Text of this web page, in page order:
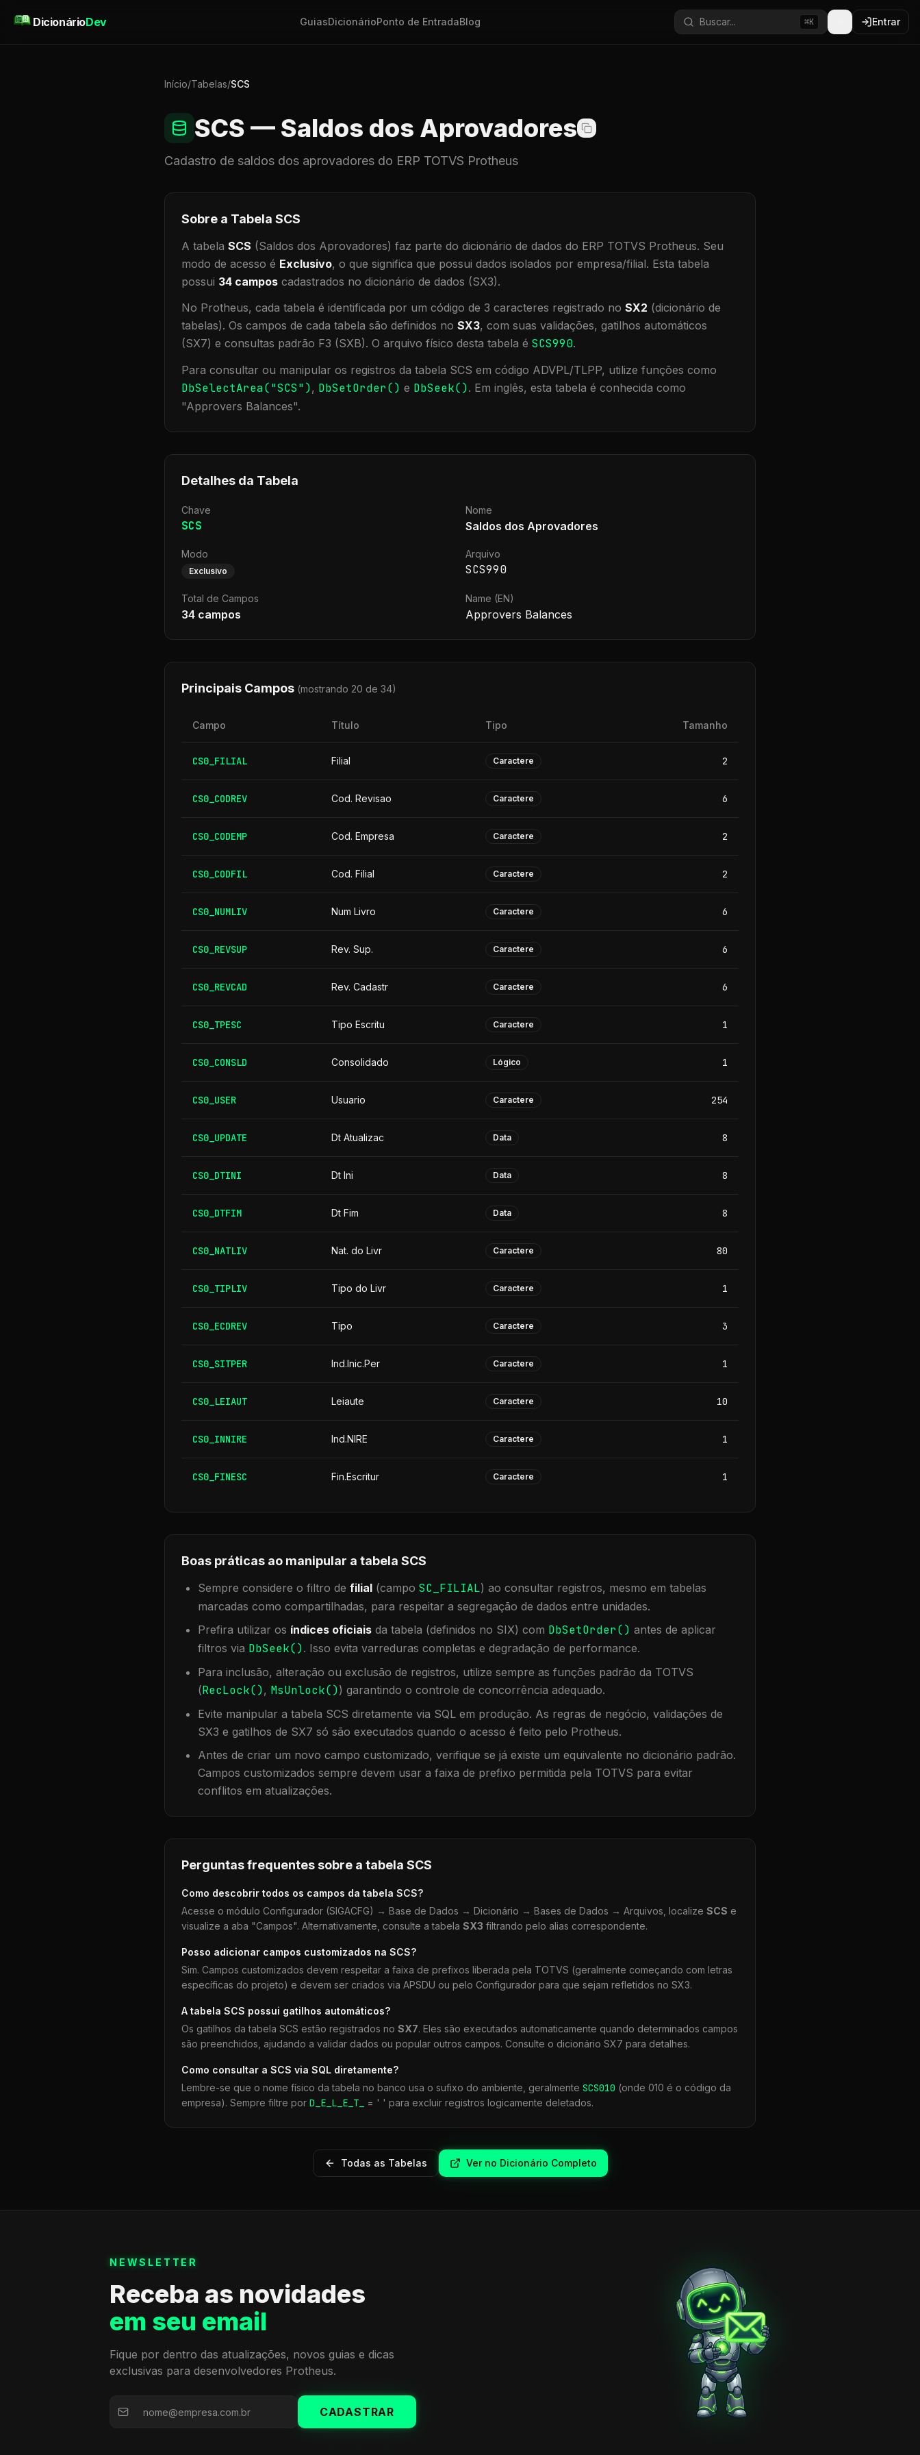
DicionárioDev GuiasDicionárioPonto de EntradaBlog Buscar... ⌘K Entrar
Início/Tabelas/SCS
SCS — Saldos dos Aprovadores
Cadastro de saldos dos aprovadores do ERP TOTVS Protheus
Sobre a Tabela SCS
A tabela SCS (Saldos dos Aprovadores) faz parte do dicionário de dados do ERP TOTVS Protheus. Seu
modo de acesso é Exclusivo, o que significa que possui dados isolados por empresa/filial. Esta tabela
possui 34 campos cadastrados no dicionário de dados (SX3).
No Protheus, cada tabela é identificada por um código de 3 caracteres registrado no SX2 (dicionário de
tabelas). Os campos de cada tabela são definidos no SX3, com suas validações, gatilhos automáticos
(SX7) e consultas padrão F3 (SXB). O arquivo físico desta tabela é SCS990.
Para consultar ou manipular os registros da tabela SCS em código ADVPL/TLPP, utilize funções como
DbSelectArea("SCS"), DbSetOrder() e DbSeek(). Em inglês, esta tabela é conhecida como
"Approvers Balances".
Detalhes da Tabela
Chave
SCS
Nome
Saldos dos Aprovadores
Modo
Exclusivo
Arquivo
SCS990
Total de Campos
34 campos
Name (EN)
Approvers Balances
Principais Campos (mostrando 20 de 34)
Campo Título Tipo Tamanho
CS0_FILIAL Filial Caractere 2
CS0_CODREV Cod. Revisao Caractere 6
CS0_CODEMP Cod. Empresa Caractere 2
CS0_CODFIL Cod. Filial Caractere 2
CS0_NUMLIV Num Livro Caractere 6
CS0_REVSUP Rev. Sup. Caractere 6
CS0_REVCAD Rev. Cadastr Caractere 6
CS0_TPESC Tipo Escritu Caractere 1
CS0_CONSLD Consolidado Lógico 1
CS0_USER Usuario Caractere 254
CS0_UPDATE Dt Atualizac Data 8
CS0_DTINI Dt Ini Data 8
CS0_DTFIM Dt Fim Data 8
CS0_NATLIV Nat. do Livr Caractere 80
CS0_TIPLIV Tipo do Livr Caractere 1
CS0_ECDREV Tipo Caractere 3
CS0_SITPER Ind.Inic.Per Caractere 1
CS0_LEIAUT Leiaute Caractere 10
CS0_INNIRE Ind.NIRE Caractere 1
CS0_FINESC Fin.Escritur Caractere 1
Boas práticas ao manipular a tabela SCS
Sempre considere o filtro de filial (campo SC_FILIAL) ao consultar registros, mesmo em tabelas
marcadas como compartilhadas, para respeitar a segregação de dados entre unidades.
Prefira utilizar os índices oficiais da tabela (definidos no SIX) com DbSetOrder() antes de aplicar
filtros via DbSeek(). Isso evita varreduras completas e degradação de performance.
Para inclusão, alteração ou exclusão de registros, utilize sempre as funções padrão da TOTVS
(RecLock(), MsUnlock()) garantindo o controle de concorrência adequado.
Evite manipular a tabela SCS diretamente via SQL em produção. As regras de negócio, validações de
SX3 e gatilhos de SX7 só são executados quando o acesso é feito pelo Protheus.
Antes de criar um novo campo customizado, verifique se já existe um equivalente no dicionário padrão.
Campos customizados sempre devem usar a faixa de prefixo permitida pela TOTVS para evitar
conflitos em atualizações.
Perguntas frequentes sobre a tabela SCS
Como descobrir todos os campos da tabela SCS?
Acesse o módulo Configurador (SIGACFG) → Base de Dados → Dicionário → Bases de Dados → Arquivos, localize SCS e
visualize a aba "Campos". Alternativamente, consulte a tabela SX3 filtrando pelo alias correspondente.
Posso adicionar campos customizados na SCS?
Sim. Campos customizados devem respeitar a faixa de prefixos liberada pela TOTVS (geralmente começando com letras
específicas do projeto) e devem ser criados via APSDU ou pelo Configurador para que sejam refletidos no SX3.
A tabela SCS possui gatilhos automáticos?
Os gatilhos da tabela SCS estão registrados no SX7. Eles são executados automaticamente quando determinados campos
são preenchidos, ajudando a validar dados ou popular outros campos. Consulte o dicionário SX7 para detalhes.
Como consultar a SCS via SQL diretamente?
Lembre-se que o nome físico da tabela no banco usa o sufixo do ambiente, geralmente SCS010 (onde 010 é o código da
empresa). Sempre filtre por D_E_L_E_T_ = ' ' para excluir registros logicamente deletados.
Todas as Tabelas Ver no Dicionário Completo
NEWSLETTER
Receba as novidades
em seu email
Fique por dentro das atualizações, novos guias e dicas
exclusivas para desenvolvedores Protheus.
CADASTRAR